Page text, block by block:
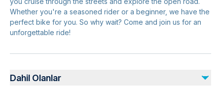
Whether you're a seasoned rider or a beginner, we have the
perfect bike for you. So why wait? Come and join us for an
unforgettable ride!
Dahil Olanlar